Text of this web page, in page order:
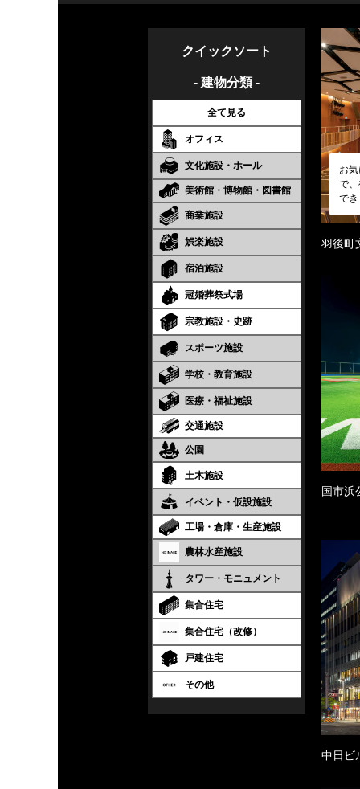
クイックソート
- 建物分類 -
全て見る
オフィス
文化施設・ホール
美術館・博物館・図書館
商業施設
娯楽施設
宿泊施設
冠婚葬祭式場
宗教施設・史跡
スポーツ施設
学校・教育施設
医療・福祉施設
交通施設
公園
土木施設
イベント・仮設施設
工場・倉庫・生産施設
農林水産施設
タワー・モニュメント
集合住宅
集合住宅（改修）
戸建住宅
その他
お
で
で
羽後
国市浜
中日ビ